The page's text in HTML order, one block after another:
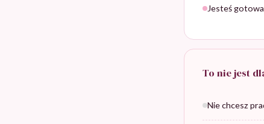
Jesteś gotowa
To nie jest
Nie chcesz